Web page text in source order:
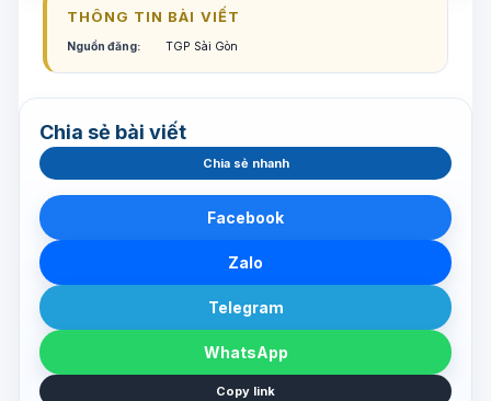
THÔNG TIN BÀI VIẾT
Nguồn đăng: TGP Sài Gòn
Chia sẻ bài viết
Chia sẻ nhanh
Facebook
Zalo
Telegram
WhatsApp
Copy link